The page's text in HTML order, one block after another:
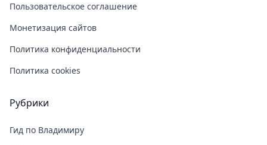
Пользовательское соглашение
Монетизация сайтов
Политика конфиденциальности
Политика cookies
Рубрики
Гид по Владимиру